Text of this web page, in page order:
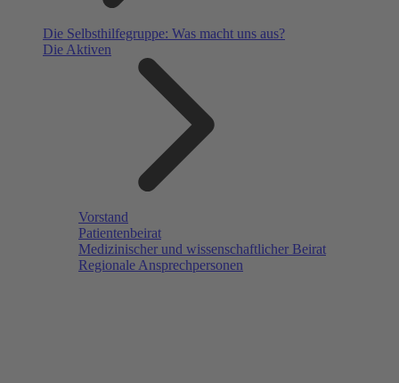
Die Selbsthilfegruppe: Was macht uns aus?
Die Aktiven
Vorstand
Patientenbeirat
Medizinischer und wissenschaftlicher Beirat
Regionale Ansprechpersonen